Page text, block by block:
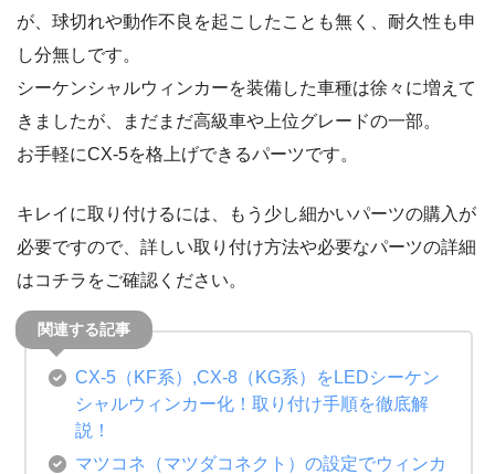
が、球切れや動作不良を起こしたことも無く、耐久性も申
し分無しです。
シーケンシャルウィンカーを装備した車種は徐々に増えて
きましたが、まだまだ高級車や上位グレードの一部。
お手軽にCX-5を格上げできるパーツです。
キレイに取り付けるには、もう少し細かいパーツの購入が
必要ですので、詳しい取り付け方法や必要なパーツの詳細
はコチラをご確認ください。
CX-5（KF系）,CX-8（KG系）をLEDシーケン
シャルウィンカー化！取り付け手順を徹底解
説！
マツコネ（マツダコネクト）の設定でウィンカ